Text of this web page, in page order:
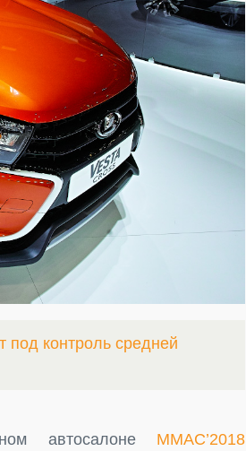
под контроль средней
автосалоне ММАС’2018